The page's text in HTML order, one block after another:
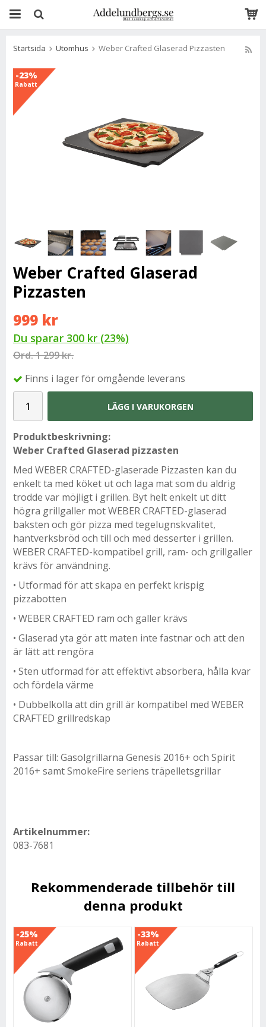
Startsida Utomhus Weber Crafted Glaserad Pizzasten
-23%
Rabatt
Weber Crafted Glaserad
Pizzasten
999 kr
Du sparar 300 kr (23%)
Ord.1 299 kr.
Finns i lager för omgående leverans
LÄGG I VARUKORGEN
Produktbeskrivning:
Weber Crafted Glaserad pizzasten
Med WEBER CRAFTED-glaserade Pizzasten kan du
enkelt ta med köket ut och laga mat som du aldrig
trodde var möjligt i grillen. Byt helt enkelt ut ditt
högra grillgaller mot WEBER CRAFTED-glaserad
baksten och gör pizza med tegelugnskvalitet,
hantverksbröd och till och med desserter i grillen.
WEBER CRAFTED-kompatibel grill, ram- och grillgaller
krävs för användning.
• Utformad för att skapa en perfekt krispig
pizzabotten
• WEBER CRAFTED ram och galler krävs
• Glaserad yta gör att maten inte fastnar och att den
är lätt att rengöra
• Sten utformad för att effektivt absorbera, hålla kvar
och fördela värme
• Dubbelkolla att din grill är kompatibel med WEBER
CRAFTED grillredskap
Passar till: Gasolgrillarna Genesis 2016+ och Spirit
2016+ samt SmokeFire seriens träpelletsgrillar
Artikelnummer:
083-7681
Rekommenderade tillbehör till
denna produkt
-25%
Rabatt
-33%
Rabatt